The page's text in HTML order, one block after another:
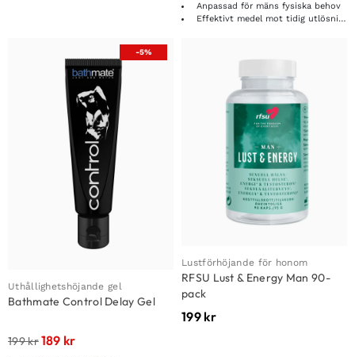
Anpassad för mäns fysiska behov
Effektivt medel mot tidig utlösning
-5%
Uthållighetshöjande gel
Bathmate Control Delay Gel
199kr189 kr
Lustförhöjande för honom
RFSU Lust & Energy Man 90-
pack
199 kr